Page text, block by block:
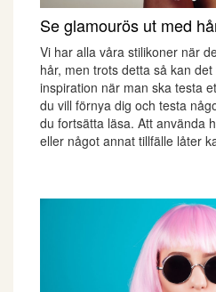
Se glamourös ut med
Vi har alla våra stilikoner när
hår, men trots detta så kan
inspiration när man ska testa
du vill förnya dig och testa
du fortsätta läsa. Att använda
eller något annat tillfälle låter